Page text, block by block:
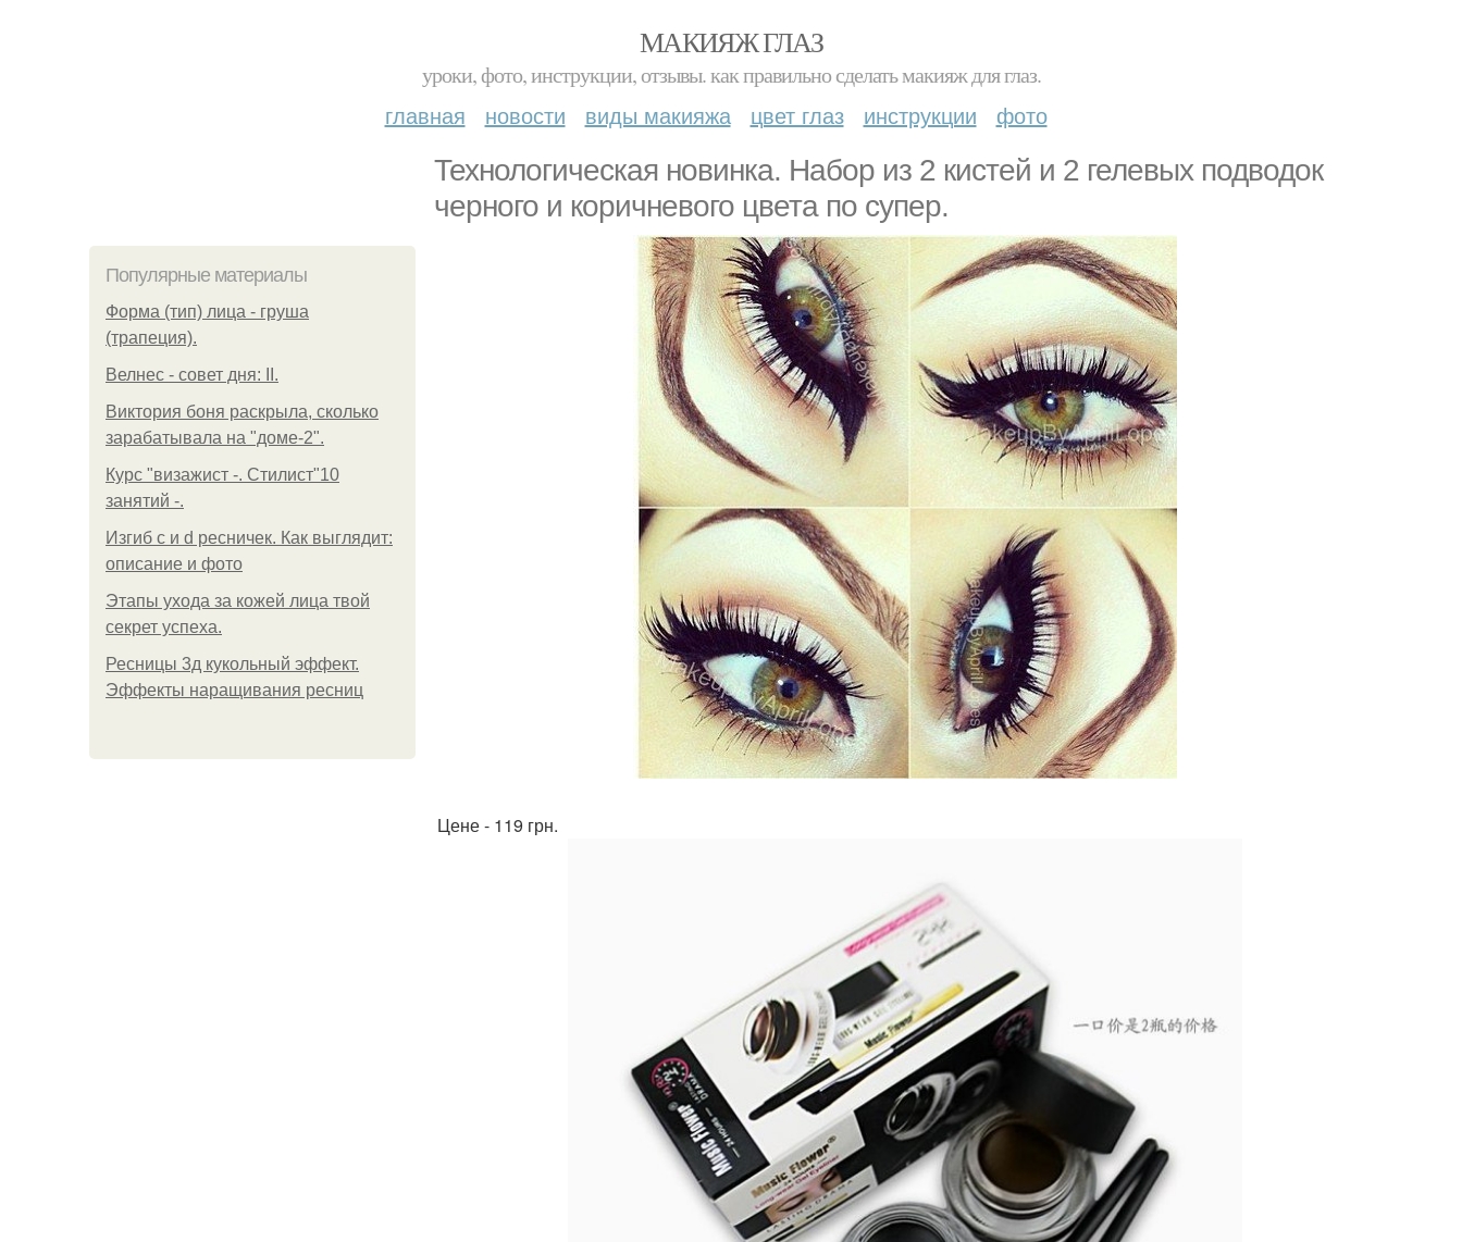
МАКИЯЖ ГЛАЗ
уроки, фото, инструкции, отзывы. как правильно сделать макияж для глаз.
главная новости виды макияжа цвет глаз инструкции фото
Технологическая новинка. Набор из 2 кистей и 2 гелевых подводок
черного и коричневого цвета по супер.
Популярные материалы
Форма (тип) лица - груша
(трапеция).
Велнес - совет дня: II.
Виктория боня раскрыла, сколько
зарабатывала на "доме-2".
Курс "визажист -. Стилист"10
занятий -.
Изгиб c и d ресничек. Как выглядит:
описание и фото
Этапы ухода за кожей лица твой
секрет успеха.
Ресницы 3д кукольный эффект.
Эффекты наращивания ресниц
Цене - 119 грн.